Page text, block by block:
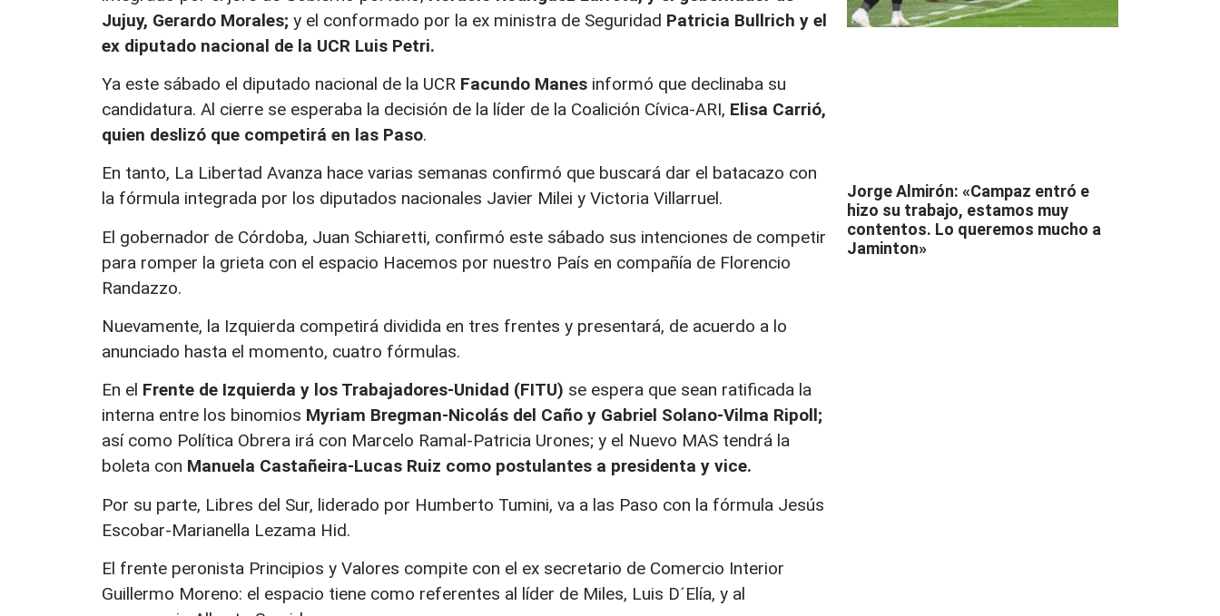
Jujuy, Gerardo Morales; y el conformado por la ex ministra de Seguridad Patricia Bullrich y el
ex diputado nacional de la UCR Luis Petri.
Ya este sábado el diputado nacional de la UCR Facundo Manes informó que declinaba su
candidatura. Al cierre se esperaba la decisión de la líder de la Coalición Cívica-ARI, Elisa Carrió,
quien deslizó que competirá en las Paso.
En tanto, La Libertad Avanza hace varias semanas confirmó que buscará dar el batacazo con
la fórmula integrada por los diputados nacionales Javier Milei y Victoria Villarruel.
El gobernador de Córdoba, Juan Schiaretti, confirmó este sábado sus intenciones de competir
para romper la grieta con el espacio Hacemos por nuestro País en compañía de Florencio
Randazzo.
Nuevamente, la Izquierda competirá dividida en tres frentes y presentará, de acuerdo a lo
anunciado hasta el momento, cuatro fórmulas.
En el Frente de Izquierda y los Trabajadores-Unidad (FITU) se espera que sean ratificada la
interna entre los binomios Myriam Bregman-Nicolás del Caño y Gabriel Solano-Vilma Ripoll;
así como Política Obrera irá con Marcelo Ramal-Patricia Urones; y el Nuevo MAS tendrá la
boleta con Manuela Castañeira-Lucas Ruiz como postulantes a presidenta y vice.
Por su parte, Libres del Sur, liderado por Humberto Tumini, va a las Paso con la fórmula Jesús
Escobar-Marianella Lezama Hid.
El frente peronista Principios y Valores compite con el ex secretario de Comercio Interior
Guillermo Moreno: el espacio tiene como referentes al líder de Miles, Luis D´Elía, y al
Jorge Almirón: «Campaz entró e
hizo su trabajo, estamos muy
contentos. Lo queremos mucho a
Jaminton»